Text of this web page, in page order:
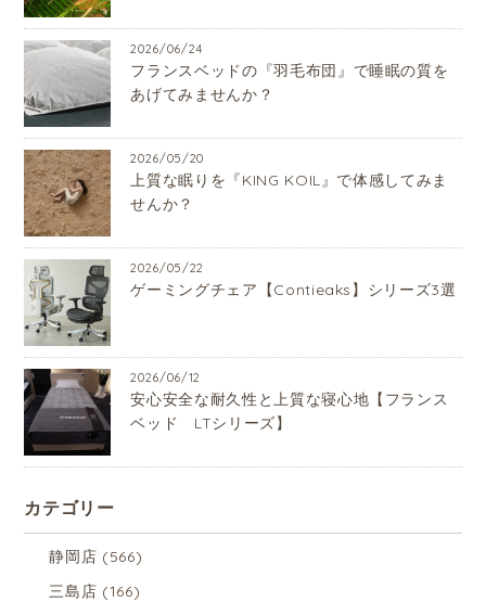
2026/06/24
フランスベッドの『羽毛布団』で睡眠の質を
あげてみませんか？
2026/05/20
上質な眠りを『KING KOIL』で体感してみま
せんか？
2026/05/22
ゲーミングチェア【Contieaks】シリーズ3選
2026/06/12
安心安全な耐久性と上質な寝心地【フランス
ベッド LTシリーズ】
カテゴリー
静岡店 (566)
三島店 (166)